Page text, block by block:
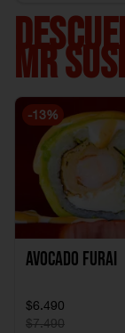
MR
-13%
Avocado Furai
$6.490
$7.490